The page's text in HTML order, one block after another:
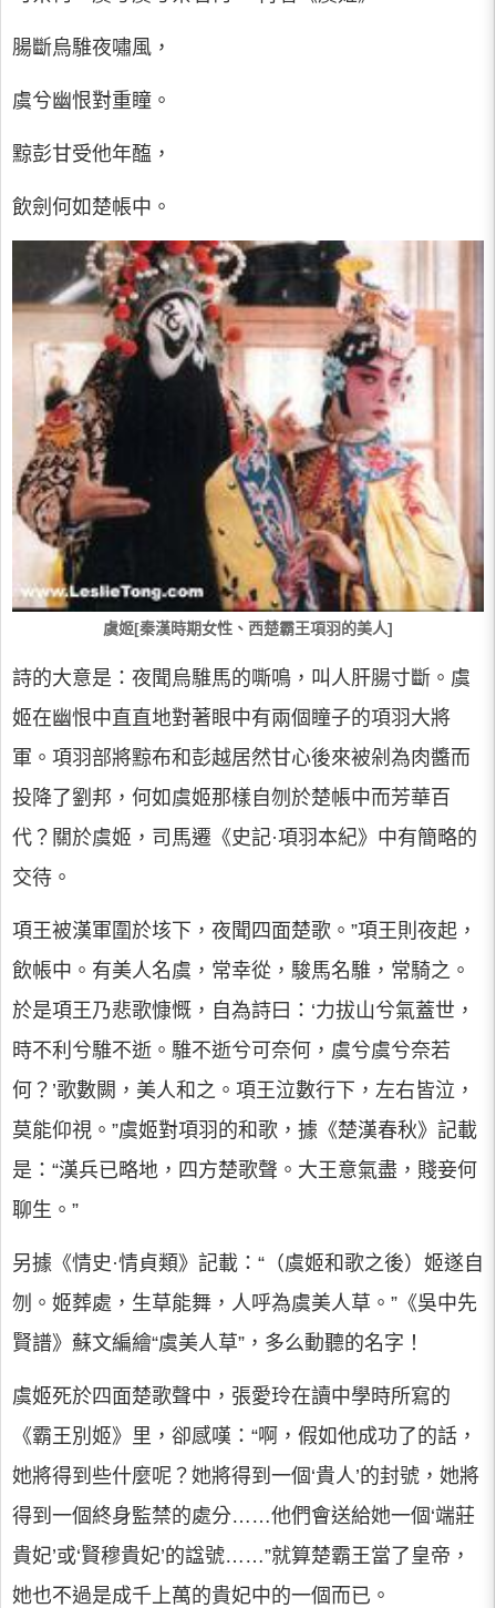
腸斷烏騅夜嘯風，
虞兮幽恨對重瞳。
黥彭甘受他年醢，
飲劍何如楚帳中。
虞姬[秦漢時期女性、西楚霸王項羽的美人]
詩的大意是：夜聞烏騅馬的嘶鳴，叫人肝腸寸斷。虞
姬在幽恨中直直地對著眼中有兩個瞳子的項羽大將
軍。項羽部將黥布和彭越居然甘心後來被剁為肉醬而
投降了劉邦，何如虞姬那樣自刎於楚帳中而芳華百
代？關於虞姬，司馬遷《史記·項羽本紀》中有簡略的
交待。
項王被漢軍圍於垓下，夜聞四面楚歌。”項王則夜起，
飲帳中。有美人名虞，常幸從，駿馬名騅，常騎之。
於是項王乃悲歌慷慨，自為詩曰：‘力拔山兮氣蓋世，
時不利兮騅不逝。騅不逝兮可奈何，虞兮虞兮奈若
何？’歌數闕，美人和之。項王泣數行下，左右皆泣，
莫能仰視。”虞姬對項羽的和歌，據《楚漢春秋》記載
是：“漢兵已略地，四方楚歌聲。大王意氣盡，賤妾何
聊生。”
另據《情史·情貞類》記載：“（虞姬和歌之後）姬遂自
刎。姬葬處，生草能舞，人呼為虞美人草。”《吳中先
賢譜》蘇文編繪“虞美人草”，多么動聽的名字！
虞姬死於四面楚歌聲中，張愛玲在讀中學時所寫的
《霸王別姬》里，卻感嘆：“啊，假如他成功了的話，
她將得到些什麼呢？她將得到一個‘貴人’的封號，她將
得到一個終身監禁的處分……他們會送給她一個‘端莊
貴妃’或‘賢穆貴妃’的諡號……”就算楚霸王當了皇帝，
她也不過是成千上萬的貴妃中的一個而已。